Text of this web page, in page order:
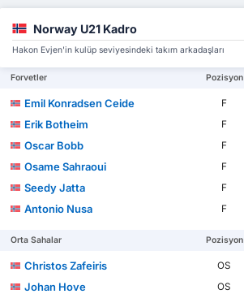
Norway U21 Kadro
Hakon Evjen'in kulüp seviyesindeki takım arkadaşları
Forvetler Pozisyon
Emil Konradsen Ceide F
Erik Botheim
F
Oscar Bobb
F
Osame Sahraoui
F
Seedy Jatta
F
Antonio Nusa
F
Orta Sahalar Pozisyon
Christos Zafeiris OS
Johan Hove
OS